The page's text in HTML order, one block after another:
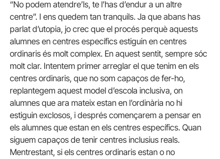
“No podem atendre’ls, te l’has d’endur a un altre
centre”. I ens quedem tan tranquils. Ja que abans has
parlat d’utopia, jo crec que el procés perquè aquests
alumnes en centres específics estiguin en centres
ordinaris és molt complex. En aquest sentit, sempre sóc
molt clar. Intentem primer arreglar el que tenim en els
centres ordinaris, que no som capaços de fer-ho,
replantegem aquest model d’escola inclusiva, on
alumnes que ara mateix estan en l’ordinària no hi
estiguin exclosos, i després començarem a pensar en
els alumnes que estan en els centres específics. Quan
siguem capaços de tenir centres inclusius reals.
Mentrestant, si els centres ordinaris estan o no